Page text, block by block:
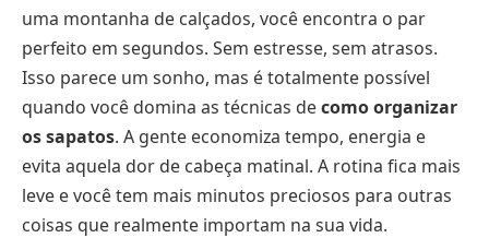
uma montanha de calçados, você encontra o par
perfeito em segundos. Sem estresse, sem atrasos.
Isso parece um sonho, mas é totalmente possível
quando você domina as técnicas decomo organizar
os sapatos. A gente economiza tempo, energia e
evita aquela dor de cabeça matinal. A rotina fica mais
leve e você tem mais minutos preciosos para outras
coisas que realmente importam na sua vida.